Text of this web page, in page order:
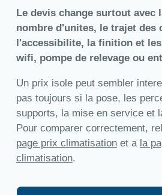
Le devis change surtout avec
nombre d'unites, le trajet des
l'accessibilite, la finition et
wifi, pompe de relevage ou
Un prix isole peut sembler
pas toujours si la pose, les
supports, la mise en service et
Pour comparer correctement,
page prix climatisationet a la
climatisation.